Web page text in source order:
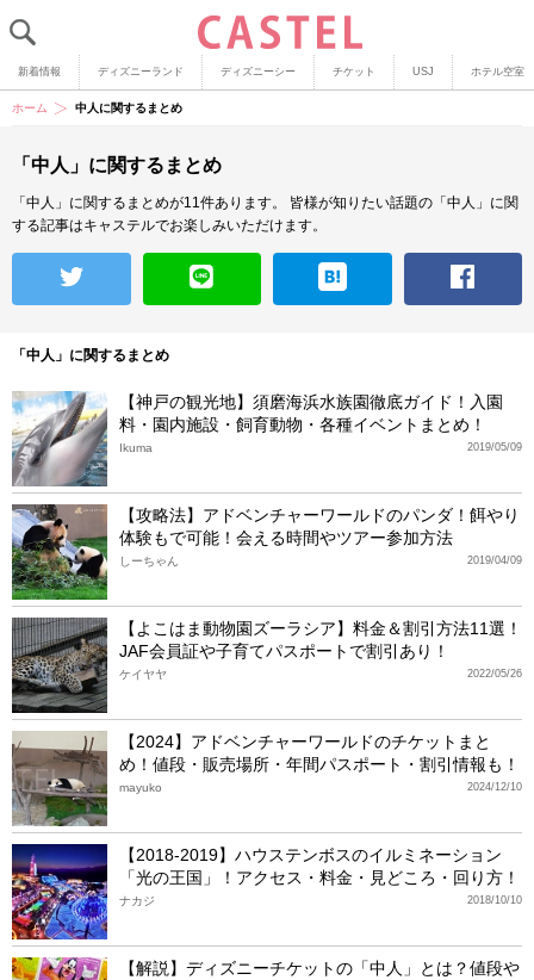
新着情報 ディズニーランド ディズニーシー チケット USJ ホテル空室
ホーム 中人に関するまとめ
「中人」に関するまとめ
「中人」に関するまとめが11件あります。
皆様が知りたい話題の「中人」に関
する記事はキャステルでお楽しみいただけます。
「中人」に関するまとめ
【神戸の観光地】須磨海浜水族園徹底ガイド！入園
料・園内施設・飼育動物・各種イベントまとめ！
2019/05/09
Ikuma
【攻略法】アドベンチャーワールドのパンダ！餌やり
体験もで可能！会える時間やツアー参加方法
2019/04/09
しーちゃん
【よこはま動物園ズーラシア】料金＆割引方法11選！
JAF会員証や子育てパスポートで割引あり！
2022/05/26
ケイヤヤ
【2024】アドベンチャーワールドのチケットまと
め！値段・販売場所・年間パスポート・割引情報も！
2024/12/10
mayuko
【2018-2019】ハウステンボスのイルミネーション
「光の王国」！アクセス・料金・見どころ・回り方！
2018/10/10
ナカジ
【解説】ディズニーチケットの「中人」とは？値段や